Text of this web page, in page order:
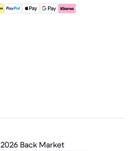
2026 Back Market